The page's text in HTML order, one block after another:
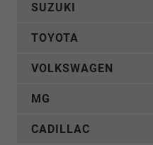
SUZUKI
TOYOTA
VOLKSWAGEN
MG
CADILLAC